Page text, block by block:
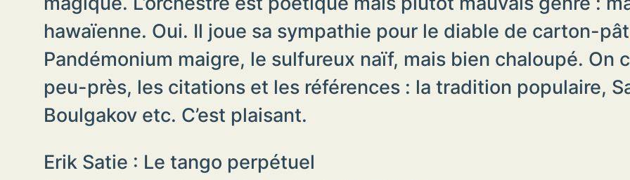
hawaïenne. Oui. Il joue sa sympathie pour le diable de carton-
Pandémonium maigre, le sulfureux naïf, mais bien chaloupé. On
peu-près, les citations et les références : la tradition populaire,
Boulgakov etc. C’est plaisant.
Erik Satie : Le tango perpétuel